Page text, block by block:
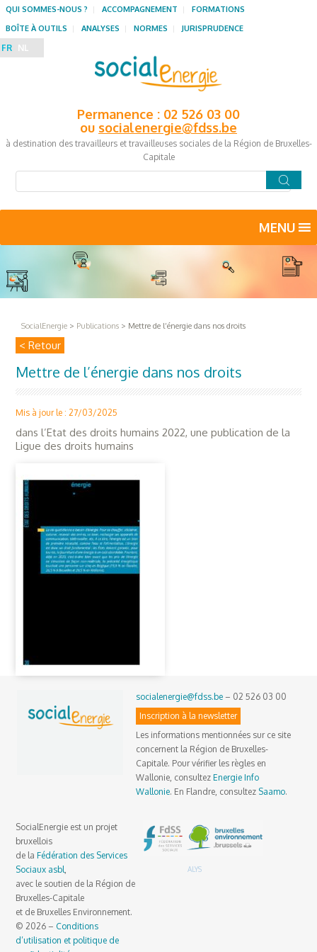
Permanence : 02 526 03 00
ou socialenergie@fdss.be
à destination des travailleurs et travailleuses sociales de la Région de Bruxelles-
Capitale
QUI SOMMES-NOUS ? ACCOMPAGNEMENT
FORMATIONS
BOÎTE À OUTILS
ANALYSES NORMES JURISPRUDENCE
FR NL
MENU
SocialEnergie > Publications > Mettre de l’énergie dans nos droits
< Retour
Mettre de l’énergie dans nos droits
Mis à jour le : 27/03/2025
dans l’Etat des droits humains 2022, une publication de la
Ligue des droits humains
socialenergie@fdss.be – 02 526 03 00
Inscription à la newsletter
Les informations mentionnées sur ce site
concernent la Région de Bruxelles-
Capitale. Pour vérifier les règles en
Wallonie, consultezEnergie Info
Wallonie. En Flandre, consultez Saamo.
SocialEnergie est un projet
bruxellois
de laFédération des Services
Sociaux asbl
avec le soutien de la Région de
Bruxelles-Capitale
et de Bruxelles Environnement.
© 2026 – Conditions
d’utilisation et politique de
ALYS